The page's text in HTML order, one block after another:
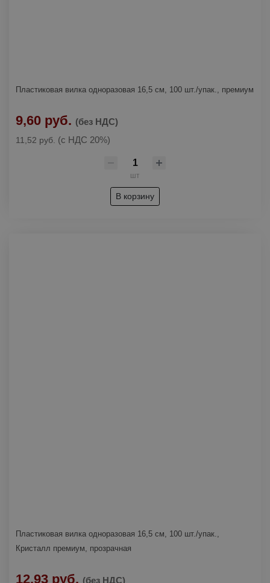
Шарнирно-губцевый инструмент ▶
Бокорезы
Шлифлисты
Оборудование для ремонта
Пластиковая вилка одноразовая 16,5 см, 100 шт./упак., премиум
9,60 руб. (без НДС)
11,52 руб. (с НДС 20%)
шт
В корзину
Пластиковая вилка одноразовая 16,5 см, 100 шт./упак.,
Кристалл премиум, прозрачная
12,93 руб. (без НДС)